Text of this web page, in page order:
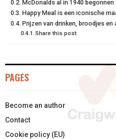
R
)
McDonalds al in 1940 begonnen
Happy Meal is een iconische
Prijzen van drinken, broodjes en
Share this post:
PAGES
Become an author
Contact
Cookie policy (EU)